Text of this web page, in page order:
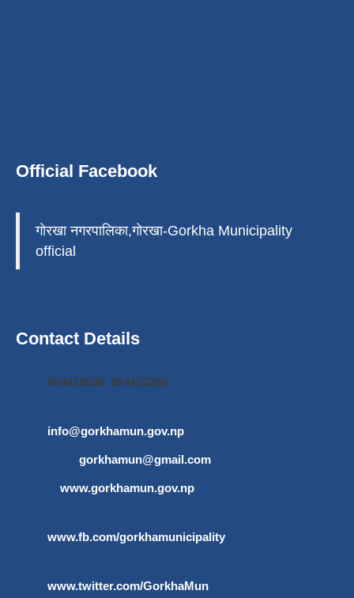
Official Facebook
गोरखा नगरपालिका,गोरखा-Gorkha Municipality
official
Contact Details
064420696, 064420269
info@gorkhamun.gov.np,
gorkhamun@gmail.com
www.gorkhamun.gov.np
www.fb.com/gorkhamunicipality
www.twitter.com/GorkhaMun